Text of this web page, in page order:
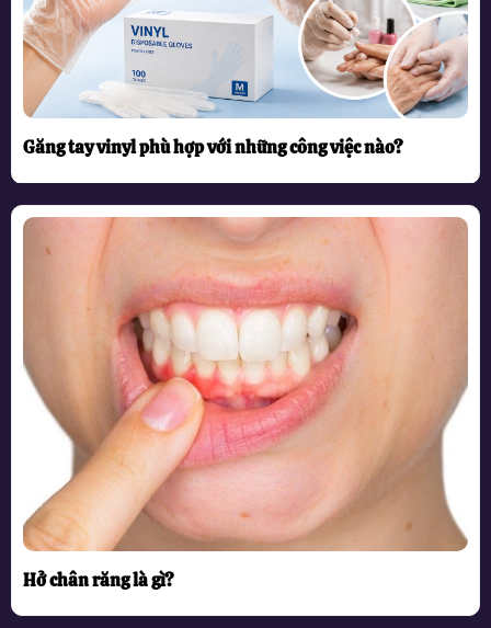
Găng tay vinyl phù hợp với những công việc nào?
Hở chân răng là gì?